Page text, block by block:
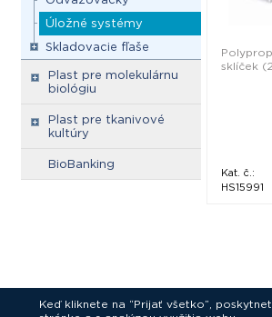
Úložné systémy
Skladovacie fľaše
Plast pre molekulárnu
biológiu
Plast pre tkanivové
kultúry
BioBanking
sklíček
Kat. č.:
HS15991
Keď kliknete na “Prijať všetko”,